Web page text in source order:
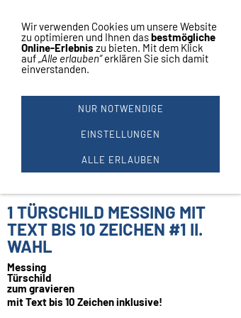
Navigation einblenden
1 Türschild massiv
Messing mit Text
bis 10 Zeichen #1
1 TÜRSCHILD MESSING MIT
TEXT BIS 10 ZEICHEN #1 II.
WAHL
Messing
Türschild
zum gravieren
mit Text bis 10 Zeichen inklusive!
Wir verwenden Cookies um unsere Website
zu optimieren und Ihnen dasbestmögliche
Online-Erlebnis zu bieten. Mit dem Klick
auf„Alle erlauben“erklären Sie sich damit
einverstanden.
NUR NOTWENDIGE
EINSTELLUNGEN
ALLE ERLAUBEN